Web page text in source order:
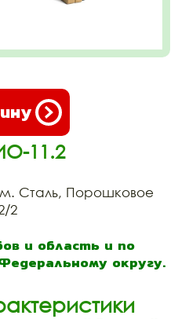
11.2
Сталь, Порошковое
2
и область и по
округу.